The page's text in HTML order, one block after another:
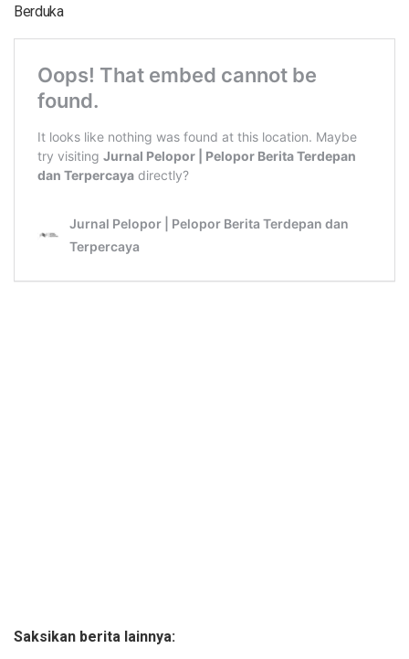
Berduka
Saksikan berita lainnya: